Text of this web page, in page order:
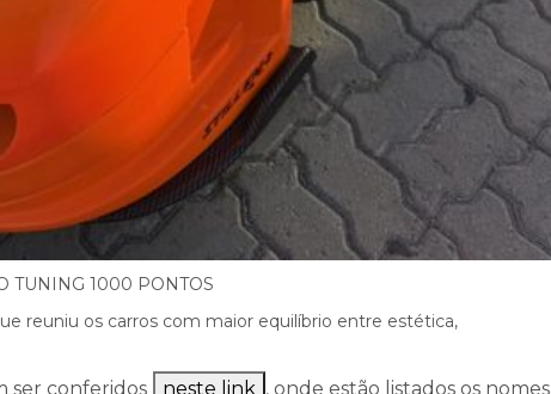
TUNING 1000 PONTOS
reuniu os carros com maior equilíbrio entre estética,
ser conferidos neste link , onde estão listados os nomes